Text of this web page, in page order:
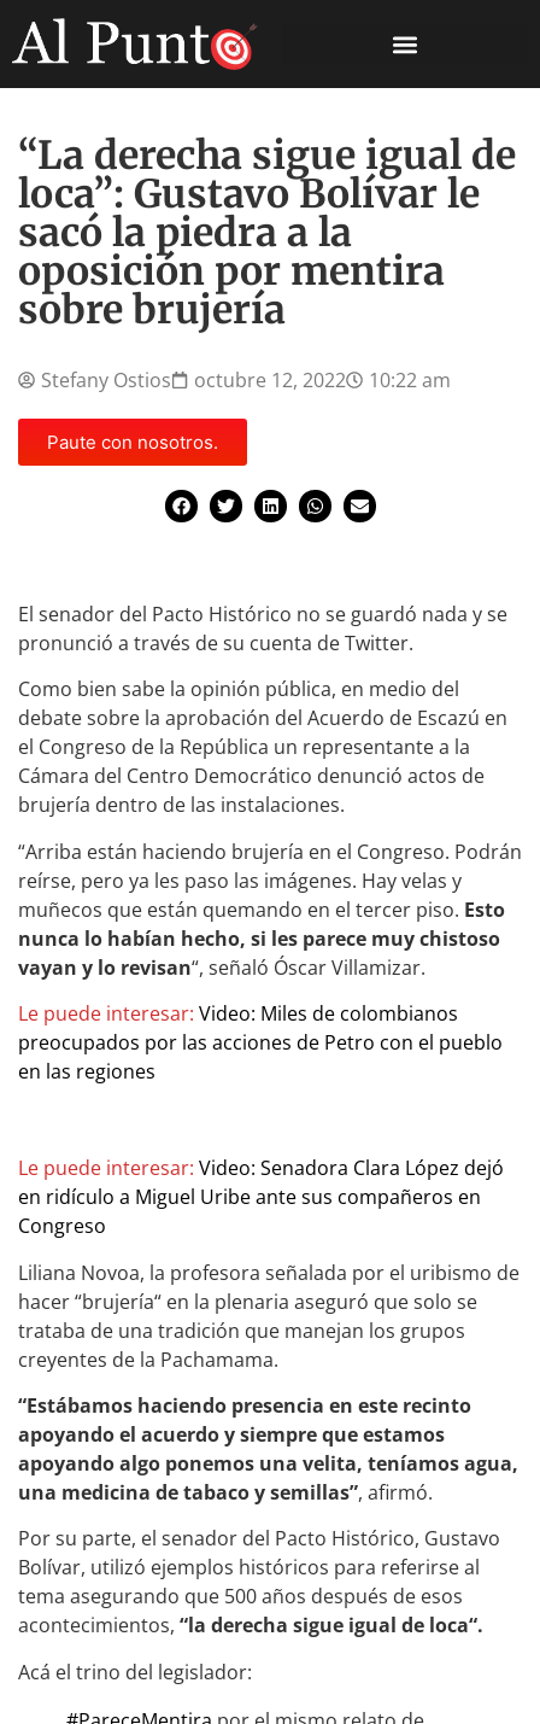
“La derecha sigue igual de
loca”: Gustavo Bolívar le
sacó la piedra a la
oposición por mentira
sobre brujería
Stefany Ostios octubre 12, 2022 10:22 am
Paute con nosotros.
El senador del Pacto Histórico no se guardó nada y se
pronunció a través de su cuenta de Twitter.
Como bien sabe la opinión pública, en medio del
debate sobre la aprobación del Acuerdo de Escazú en
el Congreso de la República un representante a la
Cámara del Centro Democrático denunció actos de
brujería dentro de las instalaciones.
“Arriba están haciendo brujería en el Congreso. Podrán
reírse, pero ya les paso las imágenes. Hay velas y
muñecos que están quemando en el tercer piso. Esto
nunca lo habían hecho, si les parece muy chistoso
vayan y lo revisan“, señaló Óscar Villamizar.
Le puede interesar: Video: Miles de colombianos
preocupados por las acciones de Petro con el pueblo
en las regiones
Le puede interesar: Video: Senadora Clara López dejó
en ridículo a Miguel Uribe ante sus compañeros en
Congreso
Liliana Novoa, la profesora señalada por el uribismo de
hacer “brujería“ en la plenaria aseguró que solo se
trataba de una tradición que manejan los grupos
creyentes de la Pachamama.
“Estábamos haciendo presencia en este recinto
apoyando el acuerdo y siempre que estamos
apoyando algo ponemos una velita, teníamos agua,
una medicina de tabaco y semillas”, afirmó.
Por su parte, el senador del Pacto Histórico, Gustavo
Bolívar, utilizó ejemplos históricos para referirse al
tema asegurando que 500 años después de esos
acontecimientos, “la derecha sigue igual de loca“.
Acá el trino del legislador: